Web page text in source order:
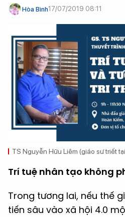
Hòa Bình17/07/2019 08:11
TS Nguyễn Hữu Liêm (giáo sư triết
Trí tuệ nhân tạo không
Trong tương lai, nếu thế
tiến sâu vào xã hội 4.0